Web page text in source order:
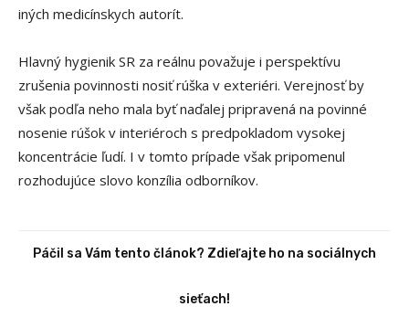
iných medicínskych autorít.
Hlavný hygienik SR za reálnu považuje i perspektívu
zrušenia povinnosti nosiť rúška v exteriéri. Verejnosť by
však podľa neho mala byť naďalej pripravená na povinné
nosenie rúšok v interiéroch s predpokladom vysokej
koncentrácie ľudí. I v tomto prípade však pripomenul
rozhodujúce slovo konzília odborníkov.
Páčil sa Vám tento článok? Zdieľajte ho na sociálnych
sieťach!